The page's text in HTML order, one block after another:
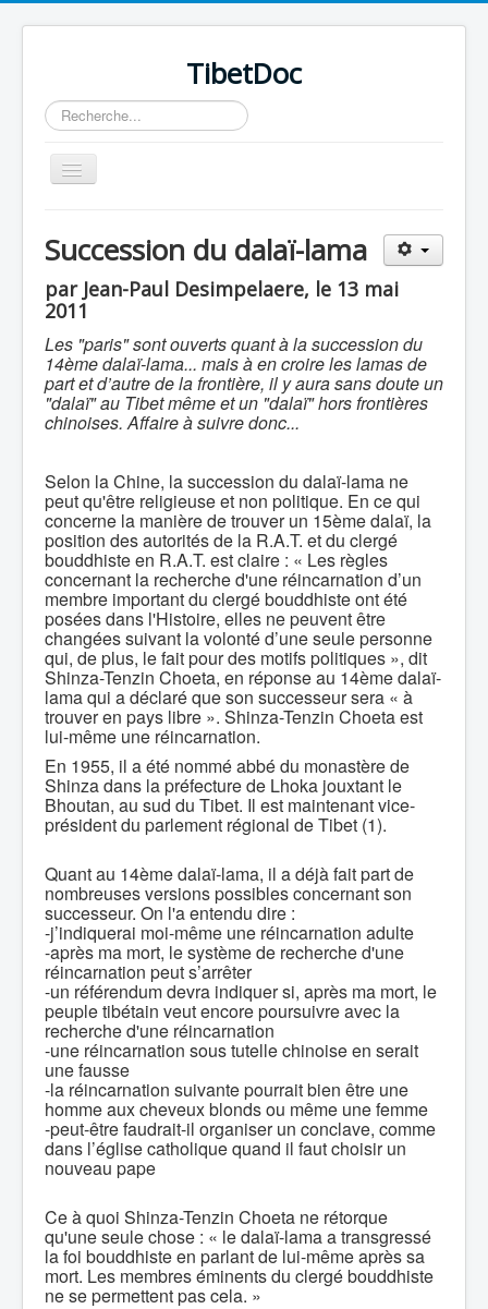
TibetDoc
Rechercher
Basculer
la
Succession du dalaï-lama
par Jean-Paul Desimpelaere, le 13 mai
2011
Les "paris" sont ouverts quant à la succession du
14ème dalaï-lama... mais à en croire les lamas de
part et d’autre de la frontière, il y aura sans doute un
"dalaï" au Tibet même et un "dalaï" hors frontières
chinoises. Affaire à suivre donc...
Selon la Chine, la succession du dalaï-lama ne
peut qu'être religieuse et non politique. En ce qui
concerne la manière de trouver un 15ème dalaï, la
position des autorités de la R.A.T. et du clergé
bouddhiste en R.A.T. est claire : « Les règles
concernant la recherche d'une réincarnation d’un
membre important du clergé bouddhiste ont été
posées dans l'Histoire, elles ne peuvent être
changées suivant la volonté d’une seule personne
qui, de plus, le fait pour des motifs politiques », dit
Shinza-Tenzin Choeta, en réponse au 14ème dalaï-
lama qui a déclaré que son successeur sera « à
trouver en pays libre ». Shinza-Tenzin Choeta est
lui-même une réincarnation.
En 1955, il a été nommé abbé du monastère de
Shinza dans la préfecture de Lhoka jouxtant le
Bhoutan, au sud du Tibet. Il est maintenant vice-
président du parlement régional de Tibet (1).
Quant au 14ème dalaï-lama, il a déjà fait part de
nombreuses versions possibles concernant son
successeur. On l'a entendu dire :
-j’indiquerai moi-même une réincarnation adulte
-après ma mort, le système de recherche d'une
réincarnation peut s’arrêter
-un référendum devra indiquer si, après ma mort, le
peuple tibétain veut encore poursuivre avec la
recherche d'une réincarnation
-une réincarnation sous tutelle chinoise en serait
une fausse
-la réincarnation suivante pourrait bien être une
homme aux cheveux blonds ou même une femme
-peut-être faudrait-il organiser un conclave, comme
dans l’église catholique quand il faut choisir un
nouveau pape
Ce à quoi Shinza-Tenzin Choeta ne rétorque
qu'une seule chose : « le dalaï-lama a transgressé
la foi bouddhiste en parlant de lui-même après sa
mort. Les membres éminents du clergé bouddhiste
ne se permettent pas cela. »